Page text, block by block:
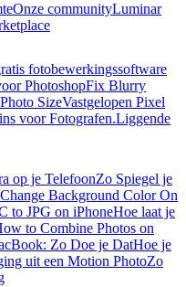
Onze communityLuminar
fotobewerkingssoftware
PhotoshopFix Blurry
SizeVastgelopen Pixel
voor Fotografen.Liggende
op je TelefoonZo Spiegel je
Background Color On
to JPG on iPhoneHoe laat je
to Combine Photos on
Zo Doe je DatHoe je
uit een Motion PhotoZo